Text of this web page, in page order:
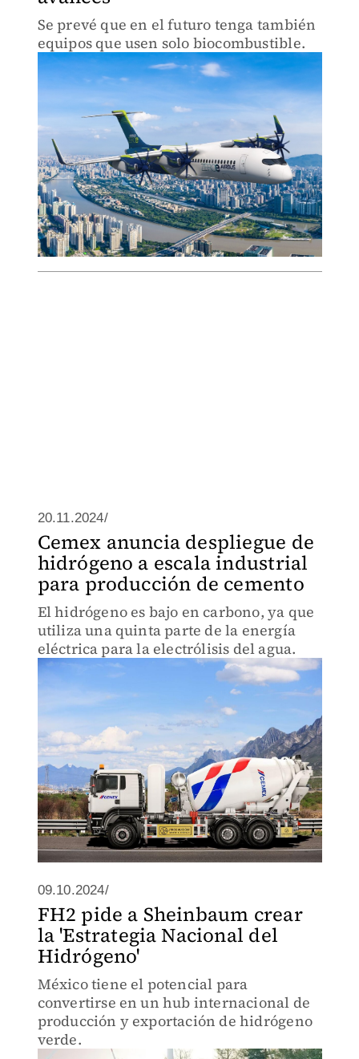
Se prevé que en el futuro tenga también
equipos que usen solo biocombustible.
20.11.2024/
Cemex anuncia despliegue de
hidrógeno a escala industrial
para producción de cemento
El hidrógeno es bajo en carbono, ya que
utiliza una quinta parte de la energía
eléctrica para la electrólisis del agua.
09.10.2024/
FH2 pide a Sheinbaum crear
la 'Estrategia Nacional del
Hidrógeno'
México tiene el potencial para
convertirse en un hub internacional de
producción y exportación de hidrógeno
verde.